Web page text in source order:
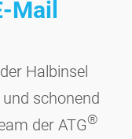
Mail
Halbinsel
schonend
der ATG®